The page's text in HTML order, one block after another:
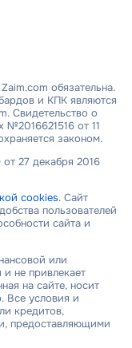
обязательна.
и КПК являются
Свидетельство о
№2016621516 от 11
законом.
27 декабря 2016
cookies. Сайт
пользователей
сайта и
или
не привлекает
на сайте, носит
Все условия и
кредитов,
предоставляющими